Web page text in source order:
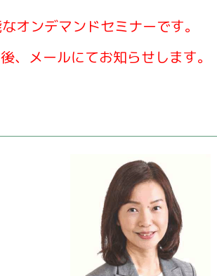
オンデマンドセミナーです。
、メールにてお知らせします。